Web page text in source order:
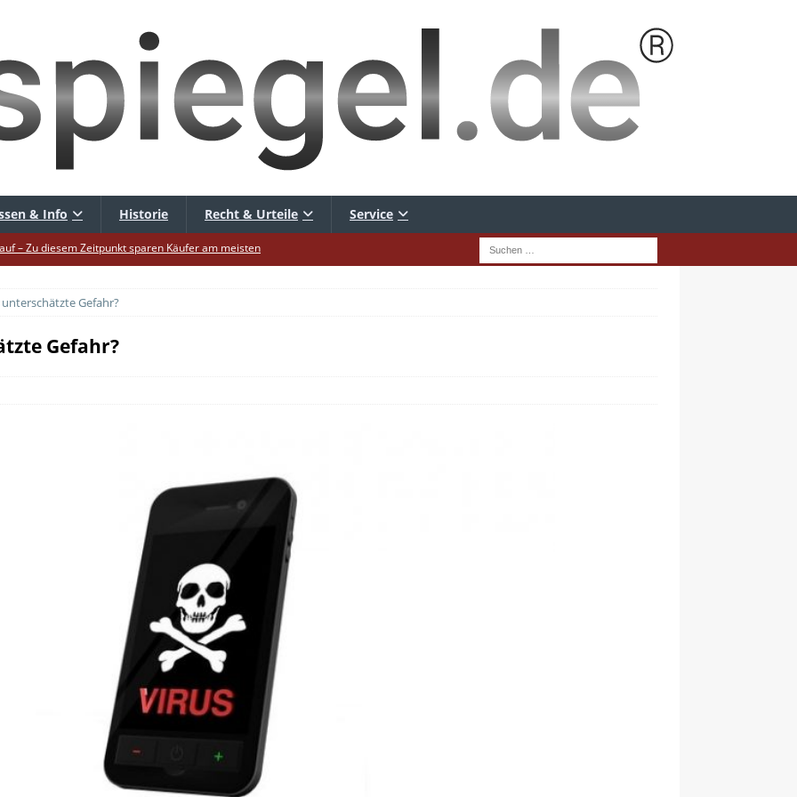
& Info Historie Recht & Urteile Service
– Zu diesem Zeitpunkt sparen Käufer am meisten
startet – Diese neuen Regeln gelten ab morgen
– Raffinierte, neue WhatsApp-Betrugsmasche
Fold 8 & Fold 8 Ultra – Das sind die neuen Modelle
aktive Phishing-Plattform „Kratos“ – Hunderttausende Opfer
Verbraucher gestärkt – Gerichtsurteil zu Apple
Gefahr?
Gefahr?